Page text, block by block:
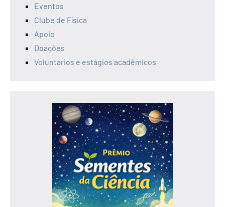
Eventos
Clube de Física
Apoio
Doações
Voluntários e estágios acadêmicos